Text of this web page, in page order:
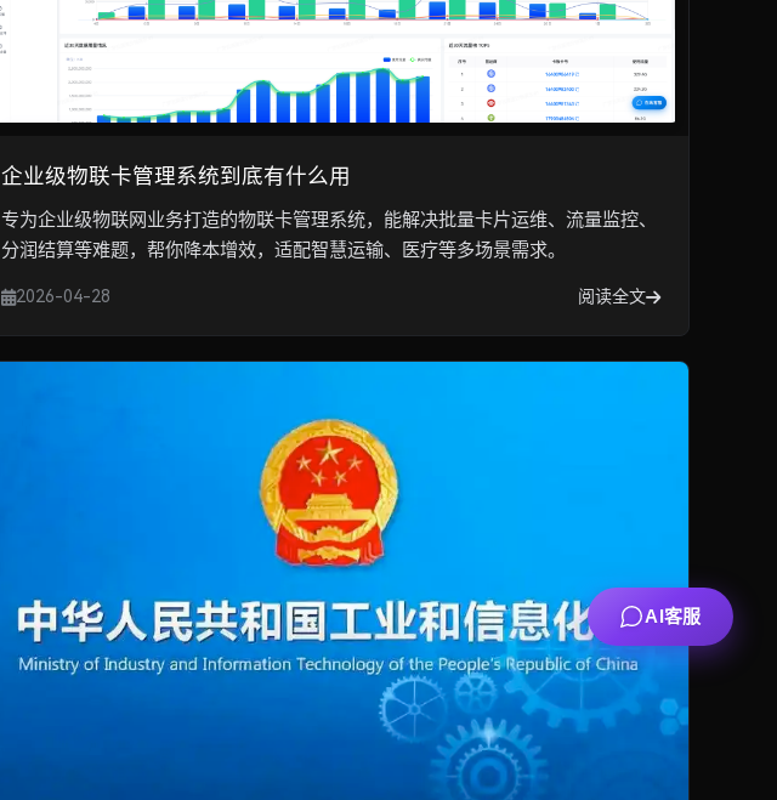
企业级物联卡管理系统到底有什么用
专为企业级物联网业务打造的物联卡管理系统，能解决批量卡片运维、流量监控、
分润结算等难题，帮你降本增效，适配智慧运输、医疗等多场景需求。
2026-04-28 阅读全文
AI客服